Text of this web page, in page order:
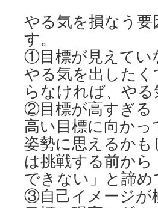
やる気を損なう
す。
①目標が見えてい
やる気を出した
らなければ、や
②目標が高すぎる
高い目標に向か
姿勢に思えるか
は挑戦する前か
できない」と諦
③自己イメージが